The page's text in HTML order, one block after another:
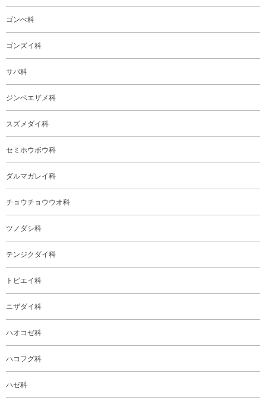
ゴンべ科
ゴンズイ科
サバ科
ジンベエザメ科
スズメダイ科
セミホウボウ科
ダルマガレイ科
チョウチョウウオ科
ツノダシ科
テンジクダイ科
トビエイ科
ニザダイ科
ハオコゼ科
ハコフグ科
ハゼ科